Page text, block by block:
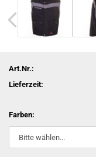
Art.Nr.:
Lieferzeit:
Farben: